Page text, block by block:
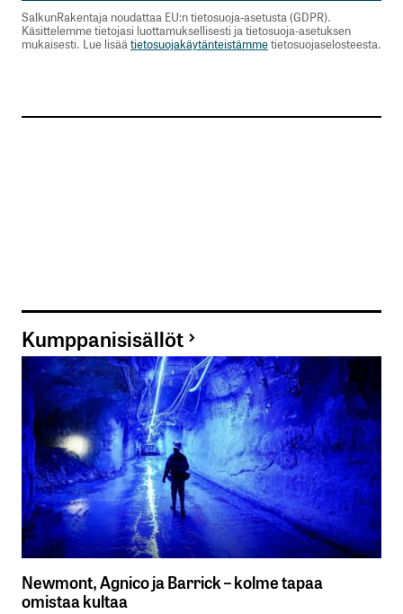
SalkunRakentaja noudattaa EU:n tietosuoja-asetusta (GDPR).
Käsittelemme tietojasi luottamuksellisesti ja tietosuoja-asetuksen
mukaisesti. Lue lisää tietosuojakäytänteistämmetietosuojaselosteesta.
Kumppanisisällöt
Newmont, Agnico ja Barrick – kolme tapaa
omistaa kultaa